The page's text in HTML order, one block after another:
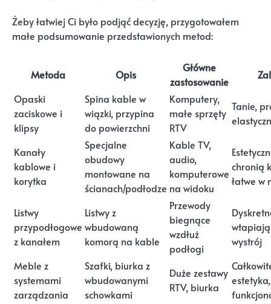
Żeby łatwiej Ci było podjąć decyzję, przygotowałem
małe podsumowanie przedstawionych metod:
Metoda Opis
Główne
zastosowanie
Opaski
zaciskowe i
klipsy
Spina kable w
wiązki, przypina
do powierzchni
Komputery,
małe sprzęty
RTV
Tanie,
Kanały
kablowe i
korytka
Specjalne
obudowy
montowane na
ścianach/podłodze
Kable TV,
audio,
komputerowe
na widoku
chronią
łatwe w
Listwy
przypodłogowe
z kanałem
Listwy z
wbudowaną
komorą na kable
Przewody
biegnące
wzdłuż
podłogi
wystrój
Meble z
systemami
zarządzania
Szafki, biurka z
wbudowanymi
schowkami
Duże zestawy
RTV, biurka
estetyka,